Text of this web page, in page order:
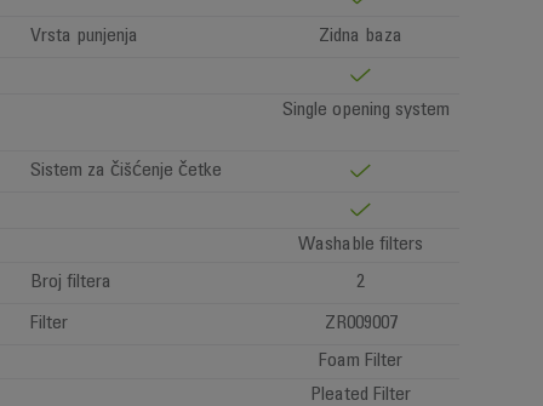
Vrsta punjenja Zidna baza
Single opening system
Sistem za čišćenje četke
Washable filters
Broj filtera
2
Filter
ZR009007
Foam Filter
Pleated Filter